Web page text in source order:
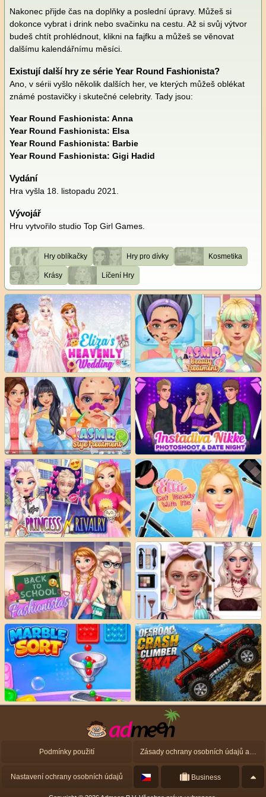
Nakonec přijde čas na doplňky a poslední úpravy. Můžeš si
dokonce vybrat i drink nebo svačinku na cestu. Až si svůj výtvor
budeš chtít prohlédnout, klikni na fajfku a můžeš se věnovat
dalšímu kalendářnímu měsíci.
Existují další hry ze série Year Round Fashionista?
Ano, v sérii vyšlo několik dalších her, ve kterých můžeš oblékat
známé postavičky i skutečné celebrity. Tady jsou:
Year Round Fashionista: Anna
Year Round Fashionista: Elsa
Year Round Fashionista: Barbie
Year Round Fashionista: Gigi Hadid
Vydání
Hra vyšla 18. listopadu 2021.
Vývojář
Hru vytvořilo studio Top Girl Games.
Hry oblíkačky Hry pro dívky Kosmetika
Krásy Líčení Hry
Podmínky použití Zásady ochrany osobních údajů a zásady použití souborů cookie
Nastavení ochrany osobních údajů Business